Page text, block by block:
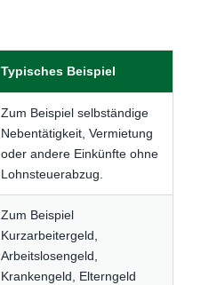
Typisches Beispiel
Zum Beispiel selbständige
Nebentätigkeit, Vermietung
oder andere Einkünfte ohne
Lohnsteuerabzug.
Zum Beispiel
Kurzarbeitergeld,
Arbeitslosengeld,
Krankengeld, Elterngeld